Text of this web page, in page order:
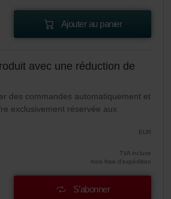
Ajouter au panier
avec une réduction de
des commandes automatiquement et
exclusivement réservée aux
EUR
TVA incluse
hors frais d’expédition
S’abonner